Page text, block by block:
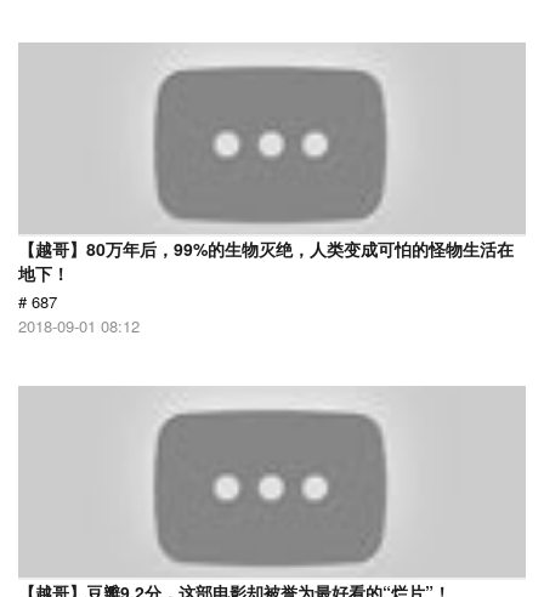
【越哥】80万年后，99%的生物灭绝，人类变成可怕的怪物生活在
地下！
# 687
2018-09-01 08:12
【越哥】豆瓣9.2分，这部电影却被誉为最好看的“烂片”！